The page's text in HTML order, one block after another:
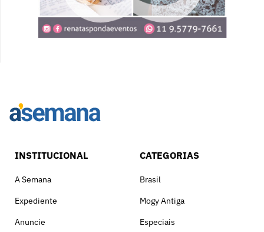
INSTITUCIONAL
A Semana
Expediente
Anuncie
CATEGORIAS
Brasil
Mogy Antiga
Especiais